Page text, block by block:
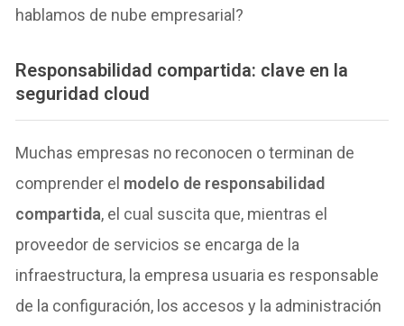
hablamos de nube empresarial?
Responsabilidad compartida: clave en la
seguridad cloud
Muchas empresas no reconocen o terminan de
comprender el modelo de responsabilidad
compartida, el cual suscita que, mientras el
proveedor de servicios se encarga de la
infraestructura, la empresa usuaria es responsable
de la configuración, los accesos y la administración